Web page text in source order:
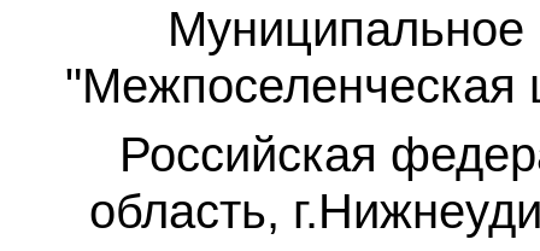
Муниципальное
"Межпоселенческая
Российская
область,